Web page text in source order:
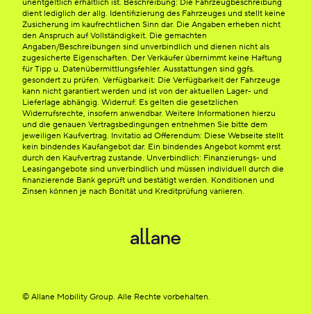
unentgeltlich erhältlich ist. Beschreibung: Die Fahrzeugbeschreibung
dient lediglich der allg. Identifizierung des Fahrzeuges und stellt keine
Zusicherung im kaufrechtlichen Sinn dar. Die Angaben erheben nicht
den Anspruch auf Vollständigkeit. Die gemachten
Angaben/Beschreibungen sind unverbindlich und dienen nicht als
zugesicherte Eigenschaften. Der Verkäufer übernimmt keine Haftung
für Tipp u. Datenübermittlungsfehler. Ausstattungen sind ggfs.
gesondert zu prüfen. Verfügbarkeit: Die Verfügbarkeit der Fahrzeuge
kann nicht garantiert werden und ist von der aktuellen Lager- und
Lieferlage abhängig. Widerruf: Es gelten die gesetzlichen
Widerrufsrechte, insofern anwendbar. Weitere Informationen hierzu
und die genauen Vertragsbedingungen entnehmen Sie bitte dem
jeweiligen Kaufvertrag. Invitatio ad Offerendum: Diese Webseite stellt
kein bindendes Kaufangebot dar. Ein bindendes Angebot kommt erst
durch den Kaufvertrag zustande. Unverbindlich: Finanzierungs- und
Leasingangebote sind unverbindlich und müssen individuell durch die
finanzierende Bank geprüft und bestätigt werden. Konditionen und
Zinsen können je nach Bonität und Kreditprüfung variieren.
© Allane Mobility Group. Alle Rechte vorbehalten.